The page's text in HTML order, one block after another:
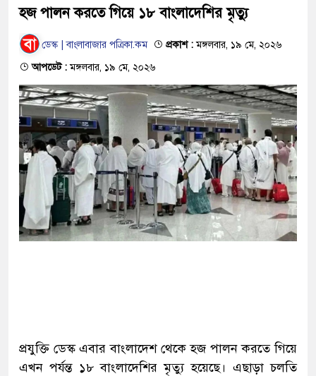
হজ পালন করতে গিয়ে ১৮ বাংলাদেশির মৃত্যু
ডেস্ক | বাংলাবাজার পত্রিকা.কম প্রকাশ :মঙ্গলবার, ১৯ মে, ২০২৬
আপডেট :মঙ্গলবার, ১৯ মে, ২০২৬
প্রযুক্তি ডেস্ক এবার বাংলাদেশ থেকে হজ পালন করতে গিয়ে
এখন পর্যন্ত ১৮ বাংলাদেশির মৃত্যু হয়েছে। এছাড়া চলতি